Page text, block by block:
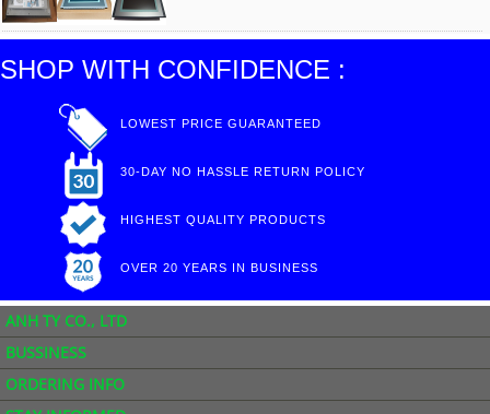
SHOP WITH CONFIDENCE :
LOWEST PRICE GUARANTEED
30-DAY NO HASSLE RETURN POLICY
HIGHEST QUALITY PRODUCTS
OVER 20 YEARS IN BUSINESS
ANH TY CO., LTD
BUSSINESS
ORDERING INFO